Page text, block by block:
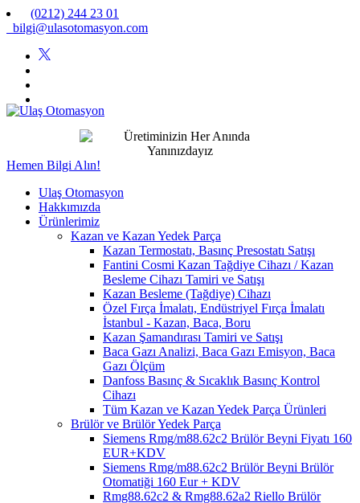
(0212) 244 23 01
bilgi@ulasotomasyon.com
Hemen Bilgi Alın!
Ulaş Otomasyon
Hakkımızda
Ürünlerimiz
Kazan ve Kazan Yedek Parça
Kazan Termostatı, Basınç Presostatı Satışı
Fantini Cosmi Kazan Tağdiye Cihazı / Kazan
Besleme Cihazı Tamiri ve Satışı
Kazan Besleme (Tağdiye) Cihazı
Özel Fırça İmalatı, Endüstriyel Fırça İmalatı
İstanbul - Kazan, Baca, Boru
Kazan Şamandırası Tamiri ve Satışı
Baca Gazı Analizi, Baca Gazı Emisyon, Baca
Gazı Ölçüm
Danfoss Basınç & Sıcaklık Basınç Kontrol
Cihazı
Tüm Kazan ve Kazan Yedek Parça Ürünleri
Brülör ve Brülör Yedek Parça
Siemens Rmg/m88.62c2 Brülör Beyni Fiyatı 160
EUR+KDV
Siemens Rmg/m88.62c2 Brülör Beyni Brülör
Otomatiği 160 Eur + KDV
Rmg88.62c2 & Rmg88.62a2 Riello Brülör